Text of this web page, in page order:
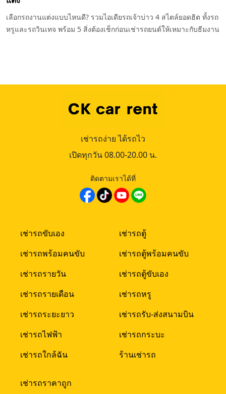
ยวทริปครอบครัวในกรุงเทพฯ พาลูกเที่ยวสนุก ได้เรียนรู้นอก
ละเสริมพัฒนาการ เดินทางสะดวกสบายใจไปกับบริการเช่า
แจกแพล
อิ่มบุญ อิ่ม
หว้พระ 9 วัด กรุงเทพ เที่ยวอิ่มบุญ เดินทางง่าย ครบ
เดินทางง่ายด้วยบริการเช่ารถตู้พร้อมคนขับ ครบจบใน 1
ดและเวลาทำการ
เช่ารถง่าย ได้รถไว
เปิดทุกวัน 08.00-20.00 น.
ติดตามเราได้ที่
เช่ารถขับเอง
เช่ารถพร้อมคนขับ
เช่ารถรายวัน
เช่ารถรายเดือน
เช่ารถระยะยาว
เช่ารถไฟฟ้า
เช่ารถใกล้ฉัน
เช่ารถตู้
เช่ารถตู้พร้อมคนขับ
เช่ารถตู้ขับเอง
เช่ารถหรู
เช่ารถรับ-ส่งสนามบิน
เช่ารถกระบะ
ร้านเช่ารถ
เช่ารถราคาถูก